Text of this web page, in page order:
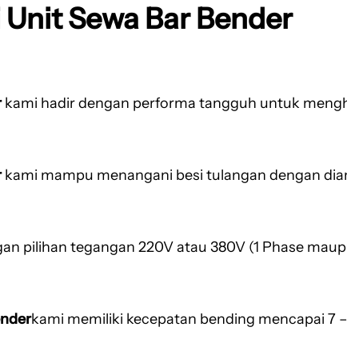
Sewa Bar Bender
kami hadir dengan performa tangguh untuk
kami mampu menangani besi tulangan dengan
pilihan tegangan 220V atau 380V (1 Phase
kami memiliki kecepatan bending mencapai 7